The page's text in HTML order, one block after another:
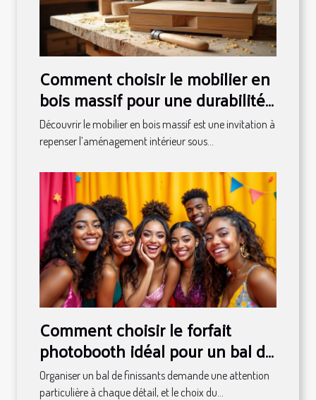
Comment choisir le mobilier en
bois massif pour une durabilité
maximale ?
Découvrir le mobilier en bois massif est une invitation à
repenser l’aménagement intérieur sous...
Comment choisir le forfait
photobooth idéal pour un bal de
finissants ?
Organiser un bal de finissants demande une attention
particulière à chaque détail, et le choix du...